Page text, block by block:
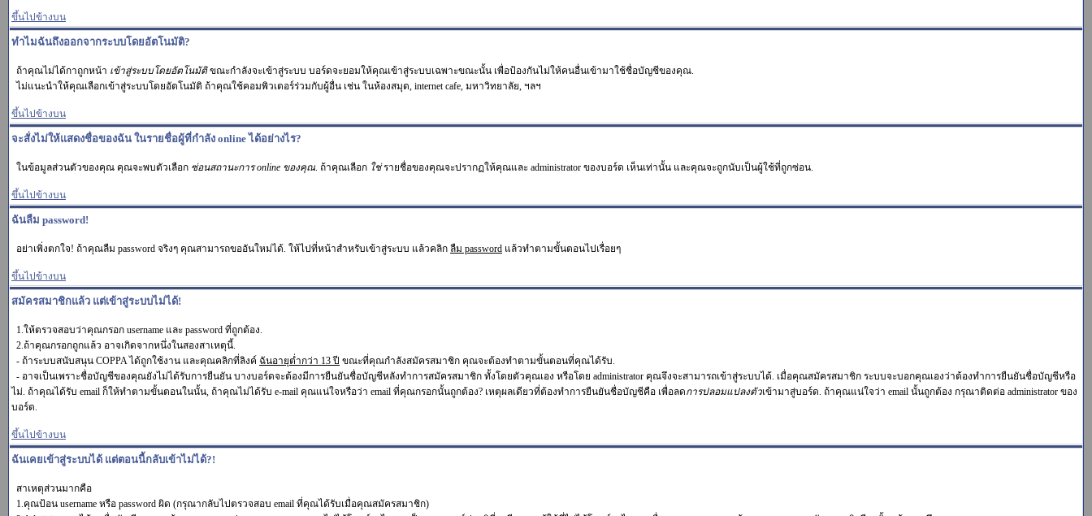
ขึ้นไปข้างบน
ทำไมฉันถึงออกจากระบบโดยอัตโนมัติ?
ถ้าคุณไม่ได้กาถูกหน้า เข้าสู่ระบบโดยอัตโนมัติขณะกำลังจะเข้าสู่ระบบ บอร์ดจะยอมให้คุณเข้าสู่ระบบเฉพาะขณะนั้น เพื่อป้องกันไม่ให้คนอื่นเข้ามาใช้ชื่อบัญชีของคุณ.
ไม่แนะนำให้คุณเลือกเข้าสู่ระบบโดยอัตโนมัติ ถ้าคุณใช้คอมพิวเตอร์ร่วมกับผู้อื่น เช่น ในห้องสมุด, internet cafe, มหาวิทยาลัย, ฯลฯ
ขึ้นไปข้างบน
จะสั่งไม่ให้แสดงชื่อของฉัน ในรายชื่อผู้ที่กำลัง online ได้อย่างไร?
ในข้อมูลส่วนตัวของคุณ คุณจะพบตัวเลือก ซ่อนสถานะการ online ของคุณ. ถ้าคุณเลือก ใช่รายชื่อของคุณจะปรากฏให้คุณและ administrator ของบอร์ด เห็นเท่านั้น และคุณจะถูกนับเป็นผู้ใช้ที่ถูกซ่อน.
ขึ้นไปข้างบน
ฉันลืม password!
อย่าเพิ่งตกใจ! ถ้าคุณลืม password จริงๆ คุณสามารถขออันใหม่ได้. ให้ไปที่หน้าสำหรับเข้าสู่ระบบ แล้วคลิก ลืม password แล้วทำตามขั้นตอนไปเรื่อยๆ
ขึ้นไปข้างบน
สมัครสมาชิกแล้ว แต่เข้าสู่ระบบไม่ได้!
1.ให้ตรวจสอบว่าคุณกรอก username และ password ที่ถูกต้อง.
2.ถ้าคุณกรอกถูกแล้ว อาจเกิดจากหนึ่งในสองสาเหตุนี้.
- ถ้าระบบสนับสนุน COPPA ได้ถูกใช้งาน และคุณคลิกที่ลิงค์ ฉันอายุต่ำกว่า 13 ปี ขณะที่คุณกำลังสมัครสมาชิก คุณจะต้องทำตามขั้นตอนที่คุณได้รับ.
- อาจเป็นเพราะชื่อบัญชีของคุณยังไม่ได้รับการยืนยัน บางบอร์ดจะต้องมีการยืนยันชื่อบัญชีหลังทำการสมัครสมาชิก ทั้งโดยตัวคุณเอง หรือโดย administrator คุณจึงจะสามารถเข้าสู่ระบบได้. เมื่อคุณสมัครสมาชิก ระบบจะบอกคุณเองว่าต้องทำการยืนยันชื่อบัญชีหรือ
ไม่. ถ้าคุณได้รับ email ก็ให้ทำตามขั้นตอนในนั้น, ถ้าคุณไม่ได้รับ e-mail คุณแน่ใจหรือว่า email ที่คุณกรอกนั้นถูกต้อง? เหตุผลเดียวที่ต้องทำการยืนยันชื่อบัญชีคือ เพื่อลดการปลอมแปลงตัวเข้ามาสู่บอร์ด. ถ้าคุณแน่ใจว่า email นั้นถูกต้อง กรุณาติดต่อ administrator ของ
บอร์ด.
ขึ้นไปข้างบน
ฉันเคยเข้าสู่ระบบได้ แต่ตอนนี้กลับเข้าไม่ได้?!
สาเหตุส่วนมากคือ
1.คุณป้อน username หรือ password ผิด (กรุณากลับไปตรวจสอบ email ที่คุณได้รับเมื่อคุณสมัครสมาชิก)